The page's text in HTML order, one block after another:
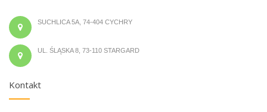
SUCHLICA 5A, 74-404 CYCHRY
UL. ŚLĄSKA 8, 73-110 STARGARD
Kontakt